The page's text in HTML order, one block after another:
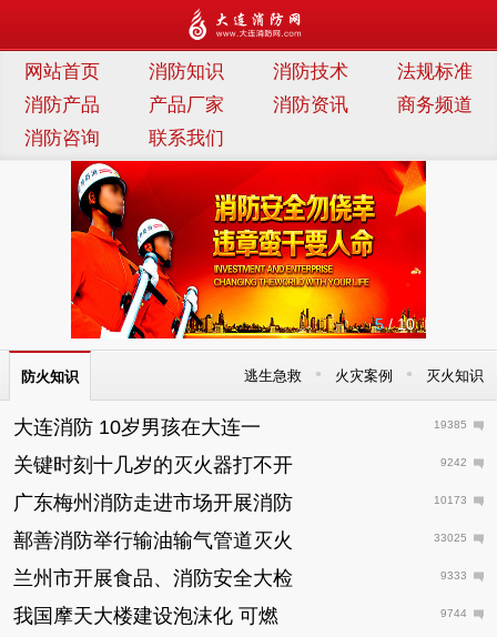
连消防网
网站首页 消防知识 消防技术
法规标准
消防产品
产品厂家 消防资讯
商务频道
消防咨询
联系我们
5/ 10
防火知识 逃生急救 • 火灾案例 • 灭火知识
大连消防 10岁男孩在大连一 19385
关键时刻十几岁的灭火器打不开 9242
广东梅州消防走进市场开展消防 10173
鄯善消防举行输油输气管道灭火 33025
兰州市开展食品、消防安全大检 9333
我国摩天大楼建设泡沫化 可燃 9744